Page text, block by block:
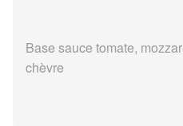
Base sauce tomate,
chèvre